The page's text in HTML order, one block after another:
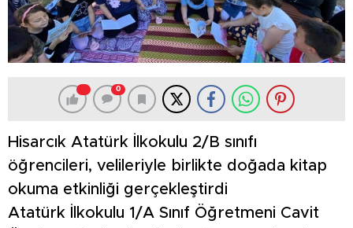
0
Hisarcık Atatürk İlkokulu 2/B sınıfı
öğrencileri, velileriyle birlikte doğada kitap
okuma etkinliği gerçekleştirdi
Atatürk İlkokulu 1/A Sınıf Öğretmeni Cavit